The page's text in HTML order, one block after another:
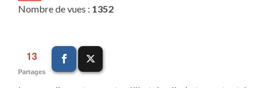
Nombre de vues : 1352
13
Partages